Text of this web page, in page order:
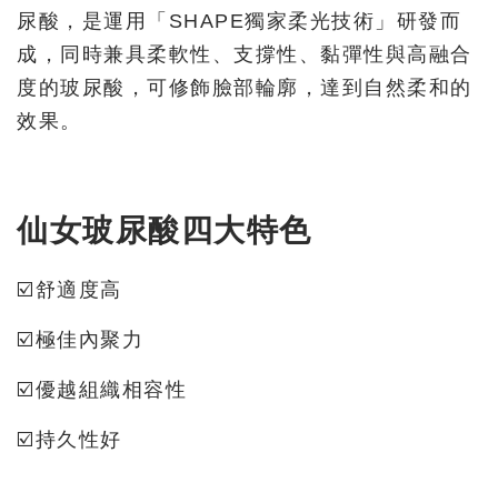
尿酸，是運用「SHAPE獨家柔光技術」研發而
成，同時兼具柔軟性、支撐性、黏彈性與高融合
度的玻尿酸，可修飾臉部輪廓，達到自然柔和的
效果。
仙女玻尿酸四大特色
☑️舒適度高
☑️極佳內聚力
☑️優越組織相容性
☑️持久性好